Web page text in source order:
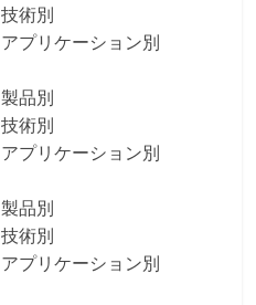
術別
プリケーション別
品別
術別
プリケーション別
品別
術別
プリケーション別